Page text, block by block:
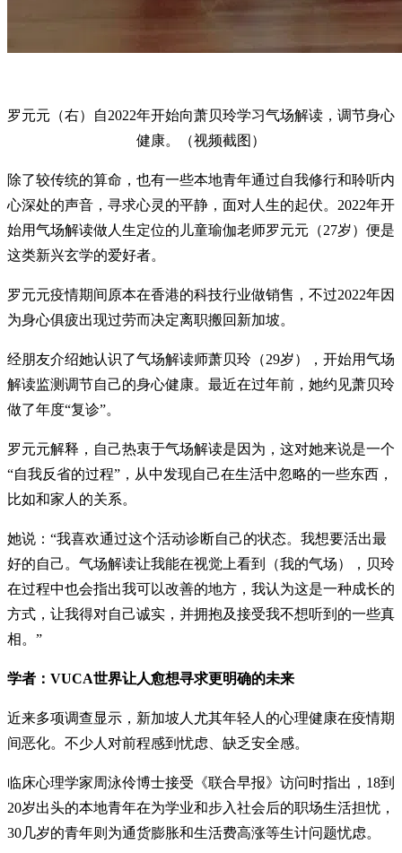
罗元元（右）自2022年开始向萧贝玲学习气场解读，调节身心
健康。（视频截图）
除了较传统的算命，也有一些本地青年通过自我修行和聆听内
心深处的声音，寻求心灵的平静，面对人生的起伏。2022年开
始用气场解读做人生定位的儿童瑜伽老师罗元元（27岁）便是
这类新兴玄学的爱好者。
罗元元疫情期间原本在香港的科技行业做销售，不过2022年因
为身心俱疲出现过劳而决定离职搬回新加坡。
经朋友介绍她认识了气场解读师萧贝玲（29岁），开始用气场
解读监测调节自己的身心健康。最近在过年前，她约见萧贝玲
做了年度“复诊”。
罗元元解释，自己热衷于气场解读是因为，这对她来说是一个
“自我反省的过程”，从中发现自己在生活中忽略的一些东西，
比如和家人的关系。
她说：“我喜欢通过这个活动诊断自己的状态。我想要活出最
好的自己。气场解读让我能在视觉上看到（我的气场），贝玲
在过程中也会指出我可以改善的地方，我认为这是一种成长的
方式，让我得对自己诚实，并拥抱及接受我不想听到的一些真
相。”
学者：VUCA世界让人愈想寻求更明确的未来
近来多项调查显示，新加坡人尤其年轻人的心理健康在疫情期
间恶化。不少人对前程感到忧虑、缺乏安全感。
临床心理学家周泳伶博士接受《联合早报》访问时指出，18到
20岁出头的本地青年在为学业和步入社会后的职场生活担忧，
30几岁的青年则为通货膨胀和生活费高涨等生计问题忧虑。